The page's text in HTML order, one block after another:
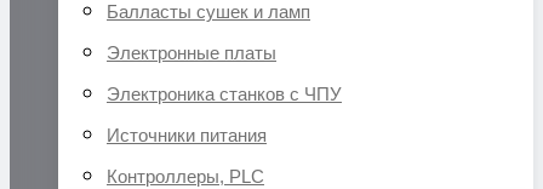
Балласты сушек и ламп
Электронные платы
Электроника станков с ЧПУ
Источники питания
Контроллеры, PLC